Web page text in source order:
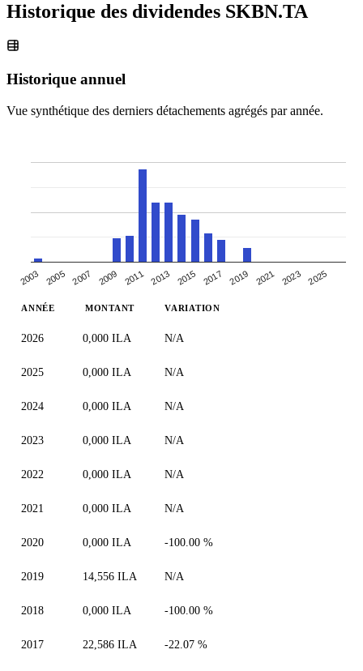
Historique des dividendes SKBN.TA
Historique annuel
Vue synthétique des derniers détachements agrégés par année.
2003 2005 2007 2009 2011 2013 2015 2017 2019 2021 2023 2025
ANNÉE MONTANT VARIATION
2026 0,000 ILA N/A
2025 0,000 ILA N/A
2024 0,000 ILA N/A
2023 0,000 ILA N/A
2022 0,000 ILA N/A
2021 0,000 ILA N/A
2020 0,000 ILA -100.00 %
2019 14,556 ILA N/A
2018 0,000 ILA -100.00 %
2017 22,586 ILA -22.07 %